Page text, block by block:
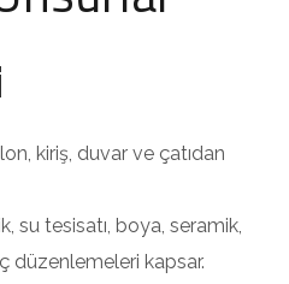
kiriş, duvar ve çatıdan
su tesisatı, boya, seramik,
düzenlemeleri kapsar.